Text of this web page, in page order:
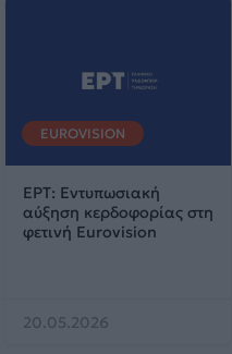
EUROVISION
ΕΡΤ: Εντυπωσιακή
αύξηση κερδοφορίας στη
φετινή Eurovision
20.05.2026